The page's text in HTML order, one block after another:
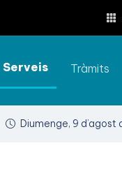
Serveis Tràmits
Diumenge, 9 d’agost